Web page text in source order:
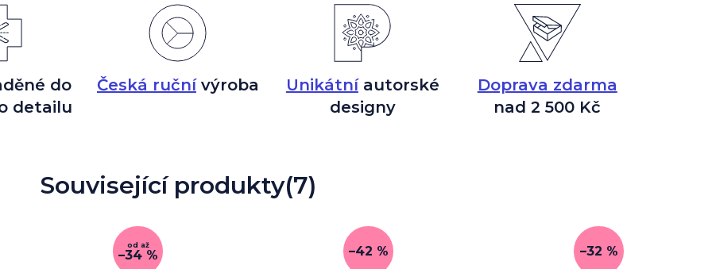
do
detailu
Česká ručnívýroba Unikátníautorské
designy
Doprava zdarma
nad 2 500 Kč
Související produkty(7)
od až
–34 % –42 % –32 %